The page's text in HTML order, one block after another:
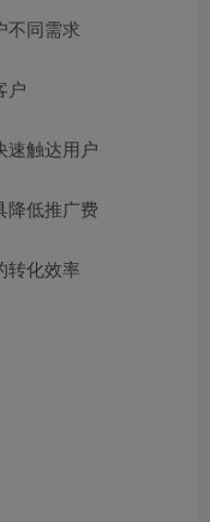
不同需求
户
速触达用户
降低推广费
转化效率